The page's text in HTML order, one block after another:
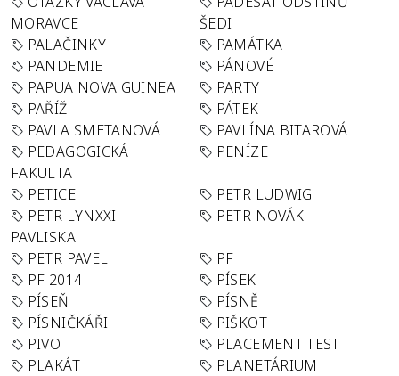
MORAVCE
ŠEDI
PALAČINKY
PAMÁTKA
PANDEMIE
PÁNOVÉ
PAPUA NOVA GUINEA
PARTY
PAŘÍŽ
PÁTEK
PAVLA SMETANOVÁ
PAVLÍNA BITAROVÁ
PEDAGOGICKÁ
FAKULTA
PENÍZE
PETICE
PETR LUDWIG
PETR LYNXXI
PAVLISKA
PETR NOVÁK
PETR PAVEL
PF
PF 2014
PÍSEK
PÍSEŇ
PÍSNĚ
PÍSNIČKÁŘI
PIŠKOT
PIVO
PLACEMENT TEST
PLAKÁT
PLANETÁRIUM